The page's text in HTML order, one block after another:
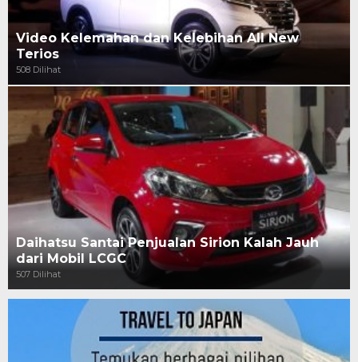
Video Kelemahan dan Kelebihan All New
Terios
508 Dilihat
Daihatsu Santai Penjualan Sirion Kalah Jauh
dari Mobil LCGC
507 Dilihat